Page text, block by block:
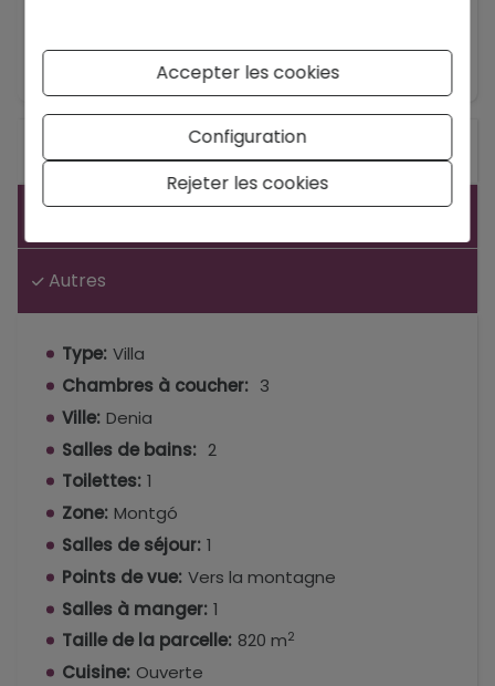
zones pergolées et jardinées à l'extérieur.
Les villas disposent d'un parking en pergola pour
deux véhicules, de débarras extérieurs, d'une
zone de terrasse couverte/pergola, d'un coin
barbecue, d'une salle de bain extérieure et d'une
m².
Le projet est adaptable et, par exemple, pourrait
facilement comporter 4 chambres.
En savoir plus
Équipement
Autres
Type: Villa
Chambres à coucher: 3
Ville: Denia
Salles de bains: 2
Toilettes: 1
Zone: Montgó
Salles de séjour: 1
Points de vue: Vers la montagne
Salles à manger: 1
Taille de la parcelle: 820 m2
Cuisine: Ouverte
Accepter les cookies
Configuration
Rejeter les cookies